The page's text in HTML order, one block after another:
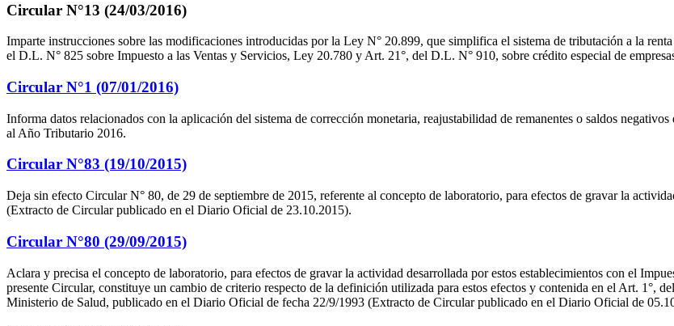
Circular N°13 (24/03/2016)
Imparte instrucciones sobre las modificaciones introducidas por la Ley N° 20.899, que simplifica el sistema de tributación a la
el D.L. N° 825 sobre Impuesto a las Ventas y Servicios, Ley 20.780 y Art. 21°, del D.L. N° 910, sobre crédito especial de
Circular N°1 (07/01/2016)
Informa datos relacionados con la aplicación del sistema de corrección monetaria, reajustabilidad de remanentes o saldos
al Año Tributario 2016.
Circular N°83 (19/10/2015)
Deja sin efecto Circular N° 80, de 29 de septiembre de 2015, referente al concepto de laboratorio, para efectos de gravar la
(Extracto de Circular publicado en el Diario Oficial de 23.10.2015).
Circular N°80 (29/09/2015)
Aclara y precisa el concepto de laboratorio, para efectos de gravar la actividad desarrollada por estos establecimientos con el
presente Circular, constituye un cambio de criterio respecto de la definición utilizada para estos efectos y contenida en el Art. 1°,
Ministerio de Salud, publicado en el Diario Oficial de fecha 22/9/1993 (Extracto de Circular publicado en el Diario Oficial de